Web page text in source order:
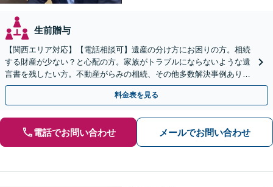
生前贈与
【関西エリア対応】【電話相談可】遺産の分け方にお困りの方。相続
する財産が少ない？と心配の方。家族がトラブルにならないような遺
言書を残したい方。不動産がらみの相続、その他多数解決事例あり。
親身に対応します【夜間・休日面談】【初回相談無料】
料金表を見る
電話でお問い合わせ メールでお問い合わせ